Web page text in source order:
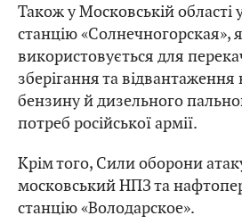
Також у Московській області
станцію «Солнечногорская»,
використовується для
зберігання та відвантаження
бензину й дизельного
потреб російської армії.
Крім того, Сили оборони
московський НПЗ та
станцію «Володарское».